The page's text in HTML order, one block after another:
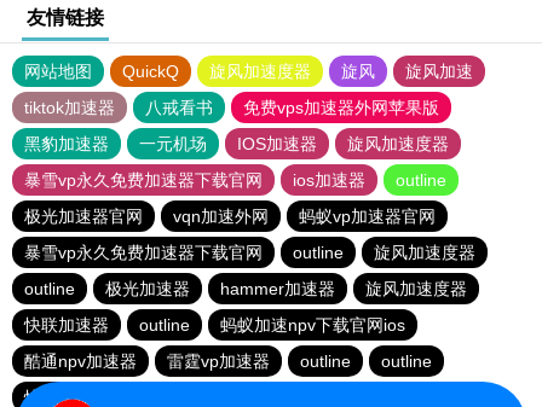
友情链接
网站地图 QuickQ 旋风加速度器 旋风
旋风加速
tiktok加速器
八戒看书
免费vps加速器外网苹果版
黑豹加速器
一元机场 IOS加速器
旋风加速度器
暴雪vp永久免费加速器下载官网
ios加速器
outline
极光加速器官网
vqn加速外网
蚂蚁vp加速器官网
暴雪vp永久免费加速器下载官网
outline
旋风加速度器
outline
极光加速器 hammer加速器
旋风加速度器
快联加速器
outline
蚂蚁加速npv下载官网ios
酷通npv加速器
雷霆vp加速器 outline
outline
快连加速器app